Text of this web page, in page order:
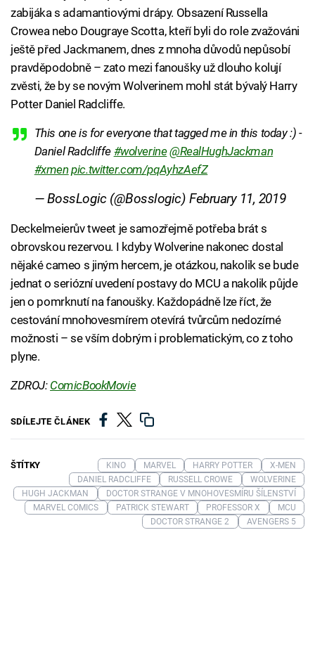
zabijáka s adamantiovými drápy. Obsazení Russella
Crowea nebo Dougraye Scotta, kteří byli do role zvažováni
ještě před Jackmanem, dnes z mnoha důvodů nepůsobí
pravděpodobně – zato mezi fanoušky už dlouho kolují
zvěsti, že by se novým Wolverinem mohl stát bývalý Harry
Potter Daniel Radcliffe.
This one is for everyone that tagged me in this today :) -
Daniel Radcliffe #wolverine@RealHughJackman
#xmen pic.twitter.com/pqAyhzAefZ
— BossLogic (@Bosslogic)February 11, 2019
Deckelmeierův tweet je samozřejmě potřeba brát s
obrovskou rezervou. I kdyby Wolverine nakonec dostal
nějaké cameo s jiným hercem, je otázkou, nakolik se bude
jednat o seriózní uvedení postavy do MCU a nakolik půjde
jen o pomrknutí na fanoušky. Každopádně lze říct, že
cestování mnohovesmírem otevírá tvůrcům nedozírné
možnosti – se vším dobrým i problematickým, co z toho
plyne.
ZDROJ: ComicBookMovie
SDÍLEJTE ČLÁNEK
ŠTÍTKY KINO MARVEL HARRY POTTER
X-MEN
DANIEL RADCLIFFE
RUSSELL CROWE
WOLVERINE
HUGH JACKMAN
DOCTOR STRANGE V MNOHOVESMÍRU ŠÍLENSTVÍ
MARVEL COMICS
PATRICK STEWART PROFESSOR X
MCU
DOCTOR STRANGE 2
AVENGERS 5